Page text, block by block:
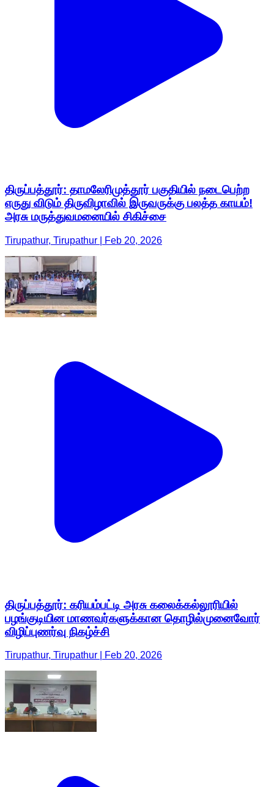
திருப்பத்தூர்: தாமலேரிமுத்தூர் பகுதியில் நடைபெற்ற
எருது விடும் திருவிழாவில் இருவருக்கு பலத்த காயம்!
அரசு மருத்துவமனையில் சிகிச்சை
Tirupathur, Tirupathur | Feb 20, 2026
திருப்பத்தூர்: கரியம்பட்டி அரசு கலைக்கல்லூரியில்
பழங்குடியின மாணவர்களுக்கான தொழில்முனைவோர்
விழிப்புணர்வு நிகழ்ச்சி
Tirupathur, Tirupathur | Feb 20, 2026